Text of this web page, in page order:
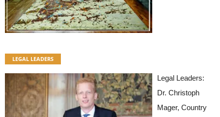
LEGAL LEADERS
Legal Leaders:
Dr. Christoph
Mager, Country